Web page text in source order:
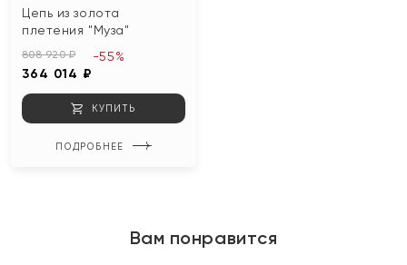
Цепь из золота
плетения "Муза"
808 920 ₽
364 014 ₽
-55%
КУПИТЬ
ПОДРОБНЕЕ
Вам понравится